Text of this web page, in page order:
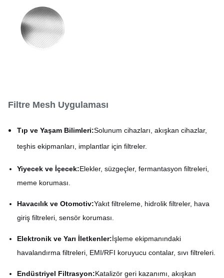
Filtre Mesh Uygulaması
Tıp ve Yaşam Bilimleri:Solunum cihazları, akışkan cihazlar,
teşhis ekipmanları, implantlar için filtreler.
Yiyecek ve İçecek:Elekler, süzgeçler, fermantasyon filtreleri,
meme koruması.
Havacılık ve Otomotiv:Yakıt filtreleme, hidrolik filtreler, hava
giriş filtreleri, sensör koruması.
Elektronik ve Yarı İletkenler:İşleme ekipmanındaki
havalandırma filtreleri, EMI/RFI koruyucu contalar, sıvı filtreleri.
Endüstriyel Filtrasyon:Katalizör geri kazanımı, akışkan